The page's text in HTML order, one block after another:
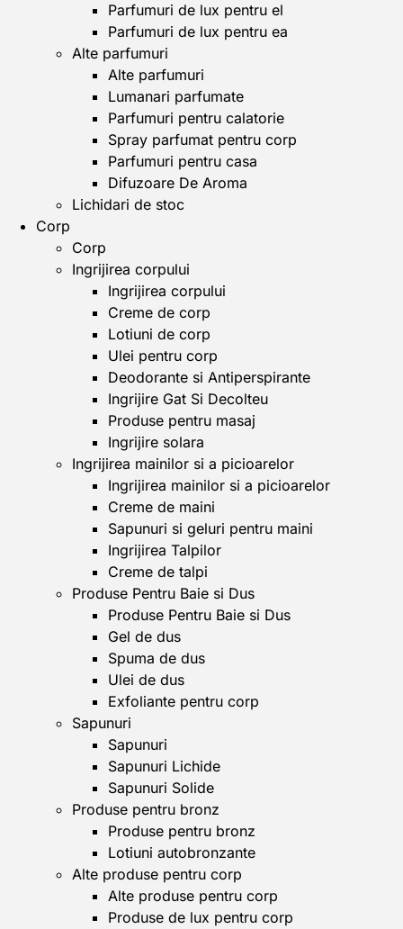
Parfumuri de lux pentru el
Parfumuri de lux pentru ea
Alte parfumuri
Alte parfumuri
Lumanari parfumate
Parfumuri pentru calatorie
Spray parfumat pentru corp
Parfumuri pentru casa
Difuzoare De Aroma
Lichidari de stoc
Corp
Corp
Ingrijirea corpului
Ingrijirea corpului
Creme de corp
Lotiuni de corp
Ulei pentru corp
Deodorante si Antiperspirante
Ingrijire Gat Si Decolteu
Produse pentru masaj
Ingrijire solara
Ingrijirea mainilor si a picioarelor
Ingrijirea mainilor si a picioarelor
Creme de maini
Sapunuri si geluri pentru maini
Ingrijirea Talpilor
Creme de talpi
Produse Pentru Baie si Dus
Produse Pentru Baie si Dus
Gel de dus
Spuma de dus
Ulei de dus
Exfoliante pentru corp
Sapunuri
Sapunuri
Sapunuri Lichide
Sapunuri Solide
Produse pentru bronz
Produse pentru bronz
Lotiuni autobronzante
Alte produse pentru corp
Alte produse pentru corp
Produse de lux pentru corp